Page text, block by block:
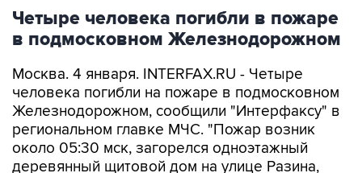
Четыре человека погибли в пожаре
в подмосковном Железнодорожном
Москва. 4 января. INTERFAX.RU - Четыре
человека погибли на пожаре в подмосковном
Железнодорожном, сообщили "Интерфаксу" в
региональном главке МЧС. "Пожар возник
около 05:30 мск, загорелся одноэтажный
деревянный щитовой дом на улице Разина,